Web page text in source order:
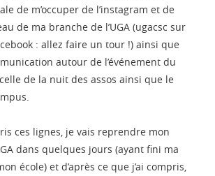
de m’occuper de l’instagram et de
de ma branche de l’UGA (ugacsc sur
: allez faire un tour !) ainsi que
autour de l’événement du
de la nuit des assos ainsi que le
ces lignes, je vais reprendre mon
dans quelques jours (ayant fini ma
école) et d’après ce que j’ai compris,